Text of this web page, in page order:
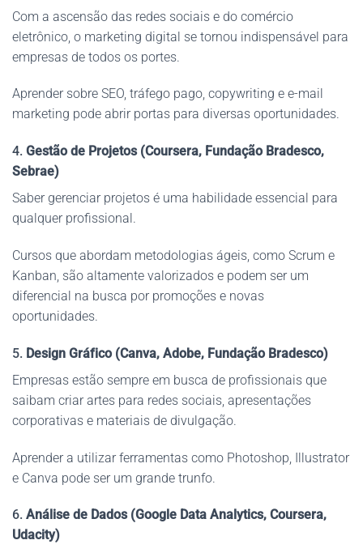
Com a ascensão das redes sociais e do comércio
eletrônico, o marketing digital se tornou indispensável para
empresas de todos os portes.
Aprender sobre SEO, tráfego pago, copywriting e e-mail
marketing pode abrir portas para diversas oportunidades.
4. Gestão de Projetos (Coursera, Fundação Bradesco,
Sebrae)
Saber gerenciar projetos é uma habilidade essencial para
qualquer profissional.
Cursos que abordam metodologias ágeis, como Scrum e
Kanban, são altamente valorizados e podem ser um
diferencial na busca por promoções e novas
oportunidades.
5. Design Gráfico (Canva, Adobe, Fundação Bradesco)
Empresas estão sempre em busca de profissionais que
saibam criar artes para redes sociais, apresentações
corporativas e materiais de divulgação.
Aprender a utilizar ferramentas como Photoshop, Illustrator
e Canva pode ser um grande trunfo.
6. Análise de Dados (Google Data Analytics, Coursera,
Udacity)